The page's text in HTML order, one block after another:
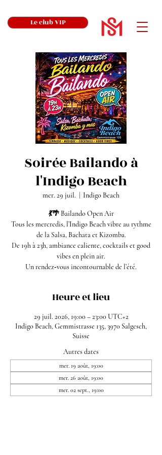
Le club VIP
Soirée Bailando à
l'Indigo Beach
mer. 29 juil. Indigo Beach
💃🌴 Bailando Open Air
Tous les mercredis, l’Indigo Beach vibre au rythme
de la Salsa, Bachata et Kizomba.
De 19h à 23h, ambiance caliente, cocktails et good
vibes en plein air.
Un rendez‑vous incontournable de l’été.
Heure et lieu
29 juil. 2026, 19:00 – 23:00 UTC+2
Indigo Beach, Gemmistrasse 135, 3970 Salgesch,
Suisse
Autres dates
mer. 19 août, 19:00
mer. 26 août, 19:00
mer. 02 sept., 19:00